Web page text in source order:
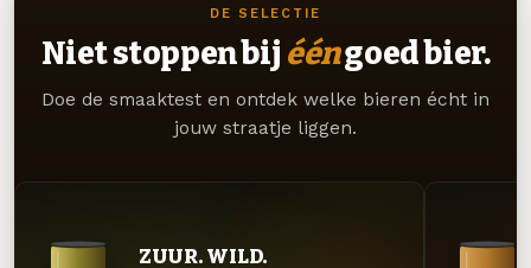
DE SELECTIE
Niet stoppen bij ééngoed bier.
Doe de smaaktest en ontdek welke bieren écht in
jouw straatje liggen.
ZUUR. WILD.